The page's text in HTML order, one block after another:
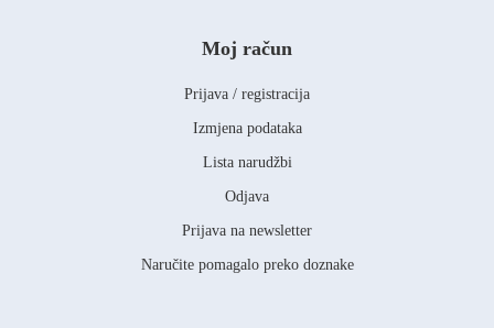
Moj račun
Prijava / registracija
Izmjena podataka
Lista narudžbi
Odjava
Prijava na newsletter
Naručite pomagalo preko doznake